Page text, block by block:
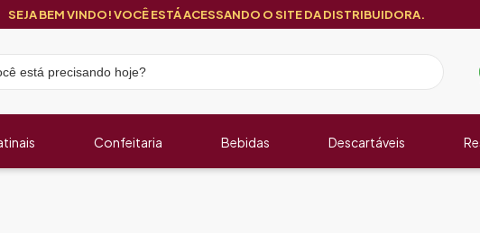
SEJA BEM VINDO! VOCÊ ESTÁ ACESSANDO O SITE DA DISTRIBUIDORA.
Confeitaria Bebidas Descartáveis